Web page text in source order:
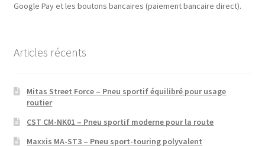
Google Pay et les boutons bancaires (paiement bancaire direct).
Articles récents
Mitas Street Force – Pneu sportif équilibré pour usage
routier
CST CM-NK01 – Pneu sportif moderne pour la route
Maxxis MA-ST3 – Pneu sport-touring polyvalent